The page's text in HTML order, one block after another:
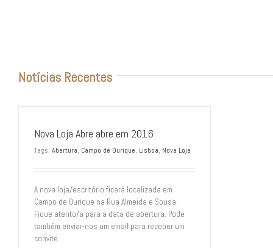
Notícias Recentes
Nova Loja Abre abre em 2016
Tags: Abertura, Campo de Ourique, Lisboa, Nova Loja
A nova loja/escritório ficará localizada em
Campo de Ourique na Rua Almeida e Sousa.
Fique atento/a para a data de abertura. Pode
também enviar-nos um email para receber um
convite.